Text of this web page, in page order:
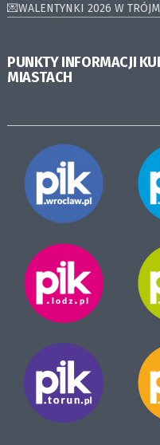
💌WALENTYNKI 2026 W
PUNKTY INFORMACJI
MIASTACH